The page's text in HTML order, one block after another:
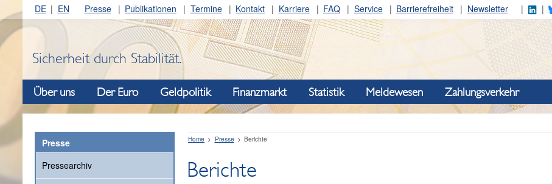
DE EN Presse Publikationen Termine Kontakt Karriere FAQ Service Barrierefreiheit Newsletter
Sicherheit durch Stabilität.
Über uns Der Euro Geldpolitik Finanzmarkt Statistik Meldewesen Zahlungsverkehr
Presse
Pressearchiv
Home Presse Berichte
Berichte